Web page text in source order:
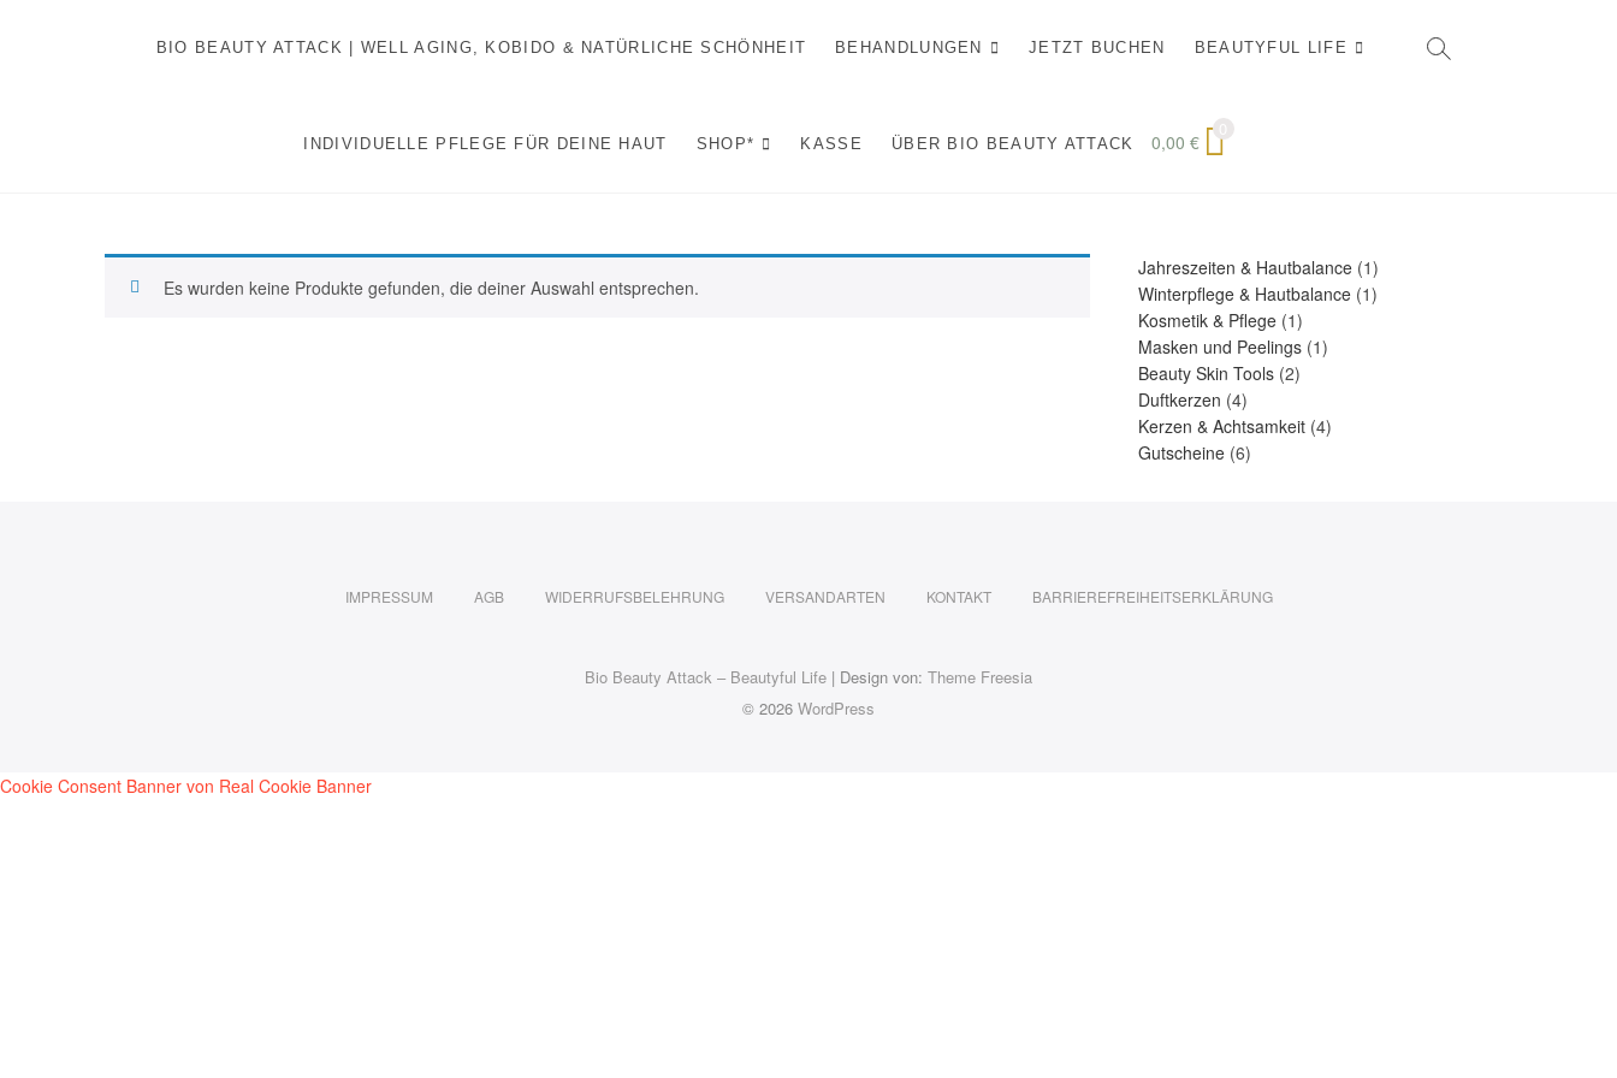
BIO BEAUTY ATTACK | WELL AGING, KOBIDO & NATÜRLICHE SCHÖNHEIT BEHANDLUNGEN JETZT BUCHEN BEAUTYFUL LIFE
INDIVIDUELLE PFLEGE FÜR DEINE HAUT SHOP* KASSE ÜBER BIO BEAUTY ATTACK 0,00 €
Es wurden keine Produkte gefunden, die deiner Auswahl entsprechen.
Jahreszeiten & Hautbalance 11
Produkt
Winterpflege & Hautbalance 11
Kosmetik & Pflege 11
Produkt
Masken und Peelings 11
Beauty Skin Tools 22
Duftkerzen 44
Produkte
Kerzen & Achtsamkeit 44
Gutscheine 66
IMPRESSUM AGB WIDERRUFSBELEHRUNG VERSANDARTEN KONTAKT BARRIEREFREIHEITSERKLÄRUNG
Bio Beauty Attack – Beautyful Life | Design von: Theme Freesia
© 2026 WordPress
Cookie Consent Banner von Real Cookie Banner